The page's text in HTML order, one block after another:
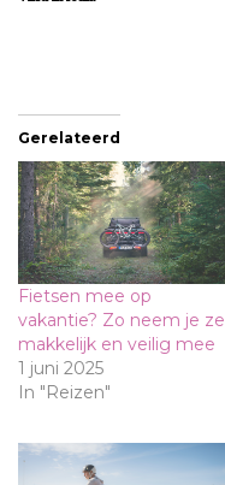
Gerelateerd
Fietsen mee op
vakantie? Zo neem je ze
makkelijk en veilig mee
1 juni 2025
In "Reizen"